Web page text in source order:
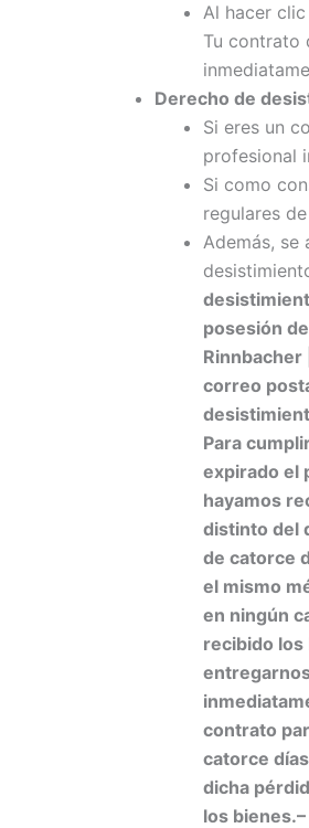
Al hacer
Tu contrato
Derecho de
Si eres un
profesional
Si como
regulares
Además, se
posesión
Rinnbacher
correo
Para
expirado el
hayamos
distinto del
de catorce
el mismo
en ningún
recibido los
contrato
catorce
dicha
los bienes.